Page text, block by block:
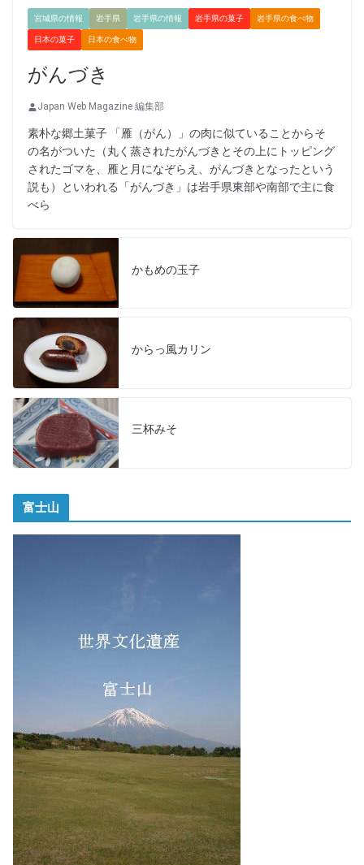
宮城県の情報 岩手県 岩手県の情報 岩手県の菓子 岩手県の食べ物
日本の菓子 日本の食べ物
がんづき
Japan Web Magazine 編集部
素朴な郷土菓子 「雁（がん）」の肉に似ていることからそ
の名がついた（丸く蒸されたがんづきとその上にトッピング
されたゴマを、雁と月になぞらえ、がんづきとなったという
説も）といわれる「がんづき」は岩手県東部や南部で主に食
べら
かもめの玉子
からっ風カリン
三杯みそ
富士山